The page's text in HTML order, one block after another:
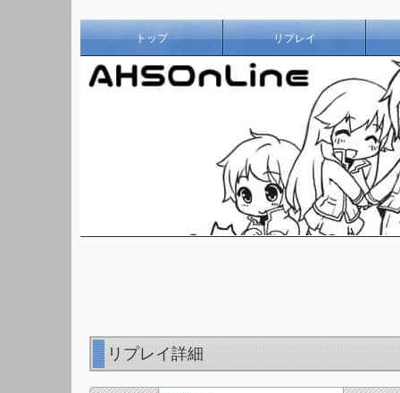
トップ リプレイ
リプレイ詳細